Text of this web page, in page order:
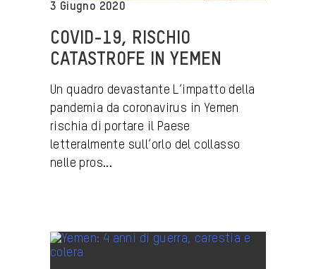
3 Giugno 2020
COVID-19, RISCHIO
CATASTROFE IN YEMEN
Un quadro devastante L’impatto della
pandemia da coronavirus in Yemen
rischia di portare il Paese
letteralmente sull’orlo del collasso
nelle pros...